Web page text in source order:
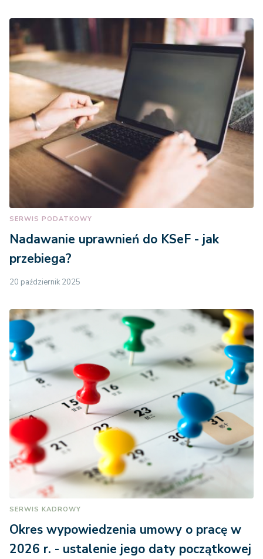
SERWIS PODATKOWY
Nadawanie uprawnień do KSeF - jak
przebiega?
20 październik 2025
SERWIS KADROWY
Okres wypowiedzenia umowy o pracę w
2026 r. - ustalenie jego daty początkowej